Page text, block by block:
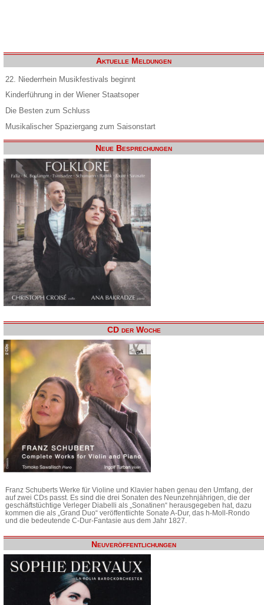
Aktuelle Meldungen
22. Niederrhein Musikfestivals beginnt
Kinderführung in der Wiener Staatsoper
Die Besten zum Schluss
Musikalischer Spaziergang zum Saisonstart
Neue Besprechungen
CD der Woche
Franz Schuberts Werke für Violine und Klavier haben genau den Umfang, der
auf zwei CDs passt. Es sind die drei Sonaten des Neunzehnjährigen, die der
geschäftstüchtige Verleger Diabelli als „Sonatinen“ herausgegeben hat, dazu
kommen die als „Grand Duo“ veröffentlichte Sonate A-Dur, das h-Moll-Rondo
und die bedeutende C-Dur-Fantasie aus dem Jahr 1827.
Neuveröffentlichungen